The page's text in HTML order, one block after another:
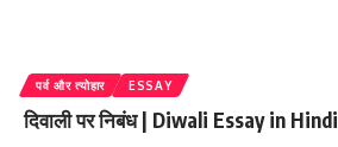
पर्व और त्योहार ESSAY
दिवाली पर निबंध | Diwali Essay in Hindi